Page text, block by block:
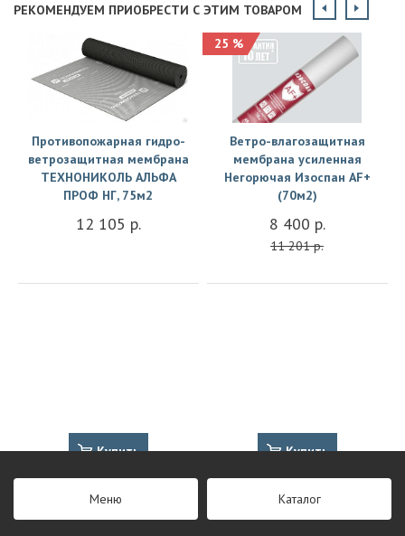
РЕКОМЕНДУЕМ ПРИОБРЕСТИ С ЭТИМ ТОВАРОМ
Противопожарная гидро-
ветрозащитная мембрана
ТЕХНОНИКОЛЬ АЛЬФА
ПРОФ НГ, 75м2
12 105 р.
Купить
25 %
Ветро-влагозащитная
мембрана усиленная
Негорючая Изоспан АF+
(70м2)
8 400 р.
11 201 р.
Купить
Меню Каталог